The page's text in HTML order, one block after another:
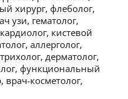
хирург, флеболог,
узи, гематолог,
кистевой
аллерголог,
дерматолог,
функциональный
врач-косметолог,